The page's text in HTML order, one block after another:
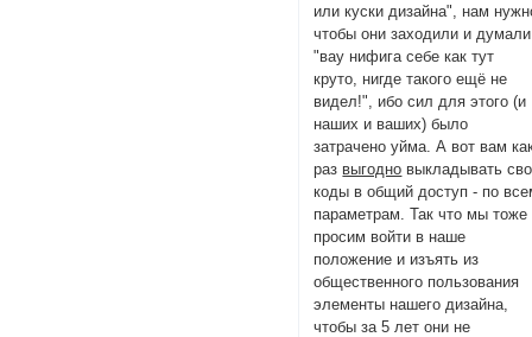
или куски дизайна", нам
чтобы они заходили и думали
"вау нифига себе как тут
круто, нигде такого ещё не
видел!", ибо сил для этого (и
наших и ваших) было
затрачено уйма. А вот вам
раз выгодно выкладывать
коды в общий доступ - по
параметрам. Так что мы тоже
просим войти в наше
положение и изъять из
общественного пользования
элементы нашего дизайна,
чтобы за 5 лет они не